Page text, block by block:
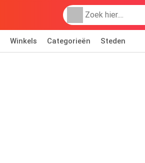
Winkels Categorieën Steden